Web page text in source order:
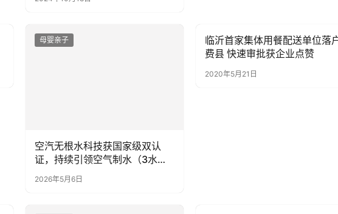
母婴亲子
空汽无根水科技获国家级双认
证，持续引领空气制水（3水
源）产业发展
2026年5月6日
母婴亲子
临沂首家集体用餐配送单位落
费县 快速审批获企业点赞
2020年5月21日